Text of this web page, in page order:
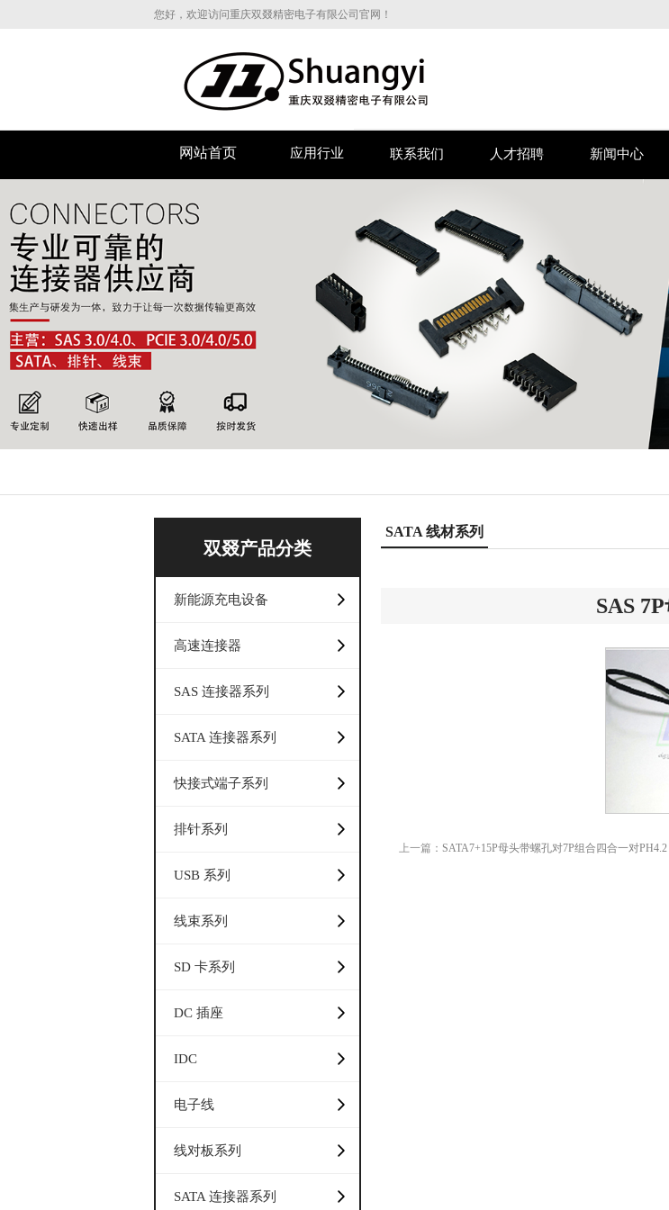
您好，欢迎访问重庆双叕精密电子有限公司官网！
网站首页 应用行业 联系我们 人才招聘 新闻中心
双叕产品分类
新能源充电设备
高速连接器
SAS 连接器系列
SATA 连接器系列
快接式端子系列
排针系列
USB 系列
线束系列
SD 卡系列
DC 插座
IDC
电子线
线对板系列
SATA 连接器系列
SATA 线材系列
SAS
上一篇： SATA7+15P母头带螺孔对7P组合四合一对PH4.2